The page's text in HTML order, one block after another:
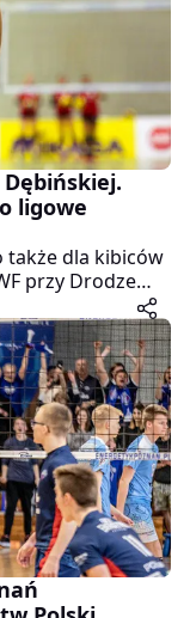
ligowe
także dla kibiców
przy Drodze
kolejne
Rywalkami